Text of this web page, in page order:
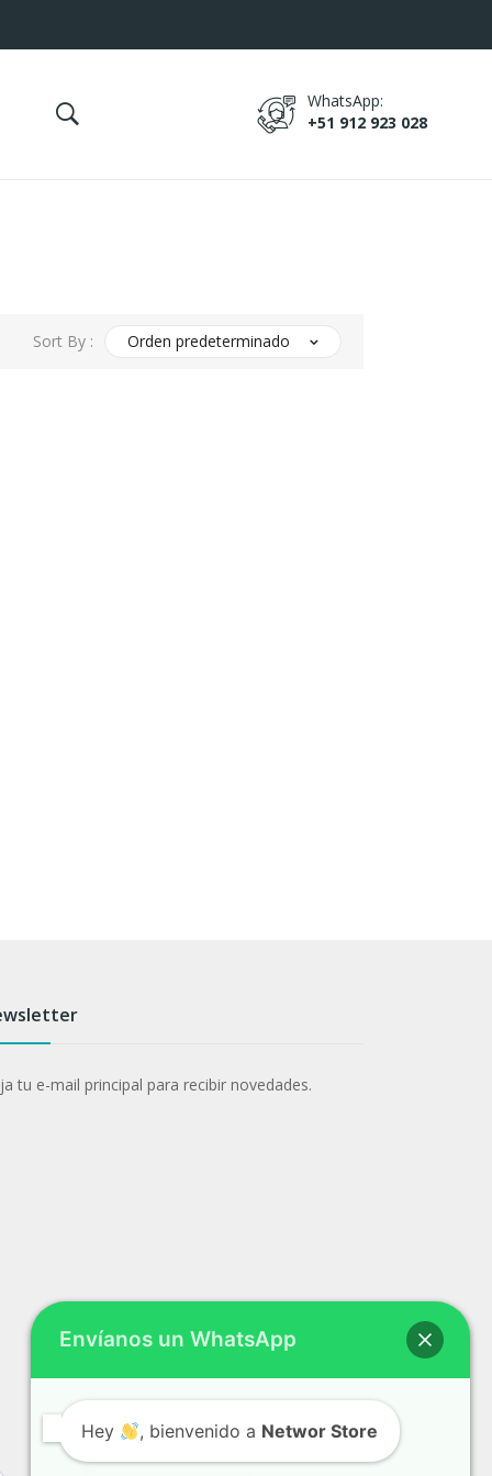
WhatsApp:
+51 912 923 028
Sort By : Orden predeterminado
tu e-mail principal para recibir novedades.
Envíanos un WhatsApp
Hey , bienvenido a Networ Store